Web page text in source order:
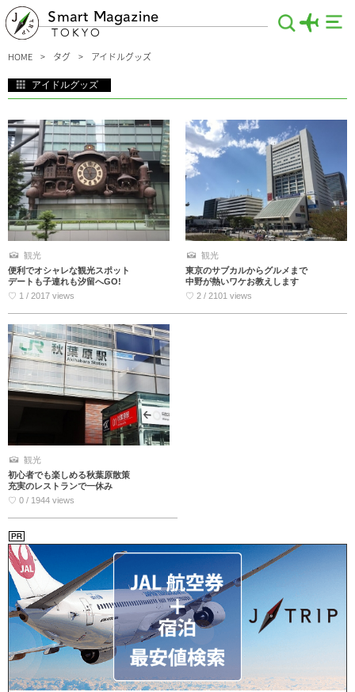
Smart Magazine
TOKYO
HOME タグ アイドルグッズ
アイドルグッズ
サブカルチャーの発信地である中野などアイドルグッズに出会えるおすすめエリア
情報！今や日本の一文化ともいえる「アイドル」。ファンならずともグッズを欲し
い人も多いはず。アイドルにちなんだスイーツやここでしか買えない限定グッズ
も！
観光
便利でオシャレな観光スポット
デートも子連れも汐留へGO!
♡ 1 / 2017 views
観光
東京のサブカルからグルメまで
中野が熱いワケお教えします
♡ 2 / 2101 views
観光
初心者でも楽しめる秋葉原散策
充実のレストランで一休み
♡ 0 / 1944 views